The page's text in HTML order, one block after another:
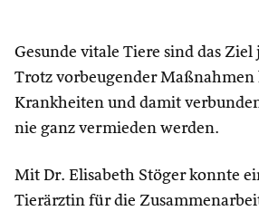
Gesunde vitale Tiere sind das Ziel
Trotz vorbeugender Maßnahmen
Krankheiten und damit
nie ganz vermieden werden.
Mit Dr. Elisabeth Stöger konnte
Tierärztin für die